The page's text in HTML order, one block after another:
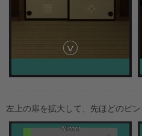
左上の扉を拡大して、先ほどのピ